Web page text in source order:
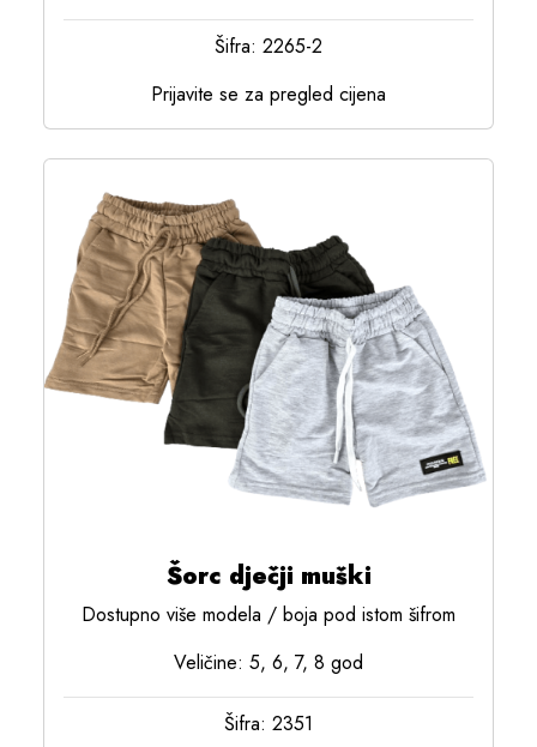
Šifra: 2265-2
Prijavite se za pregled cijena
Šorc dječji muški
Dostupno više modela / boja pod istom šifrom
Veličine: 5, 6, 7, 8 god
Šifra: 2351